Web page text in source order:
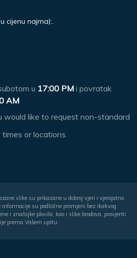
cijenu najma):.
u 17:00 PM i povratak
AM
would like to request non-standard
or locations.
slike su prikazane u dobroj vjeri i vjerojatno
informacije su podložne promjeni bez ikakvog
i značajke plovila, kao i slike brodova, provjeriti
prema Vašem upitu.